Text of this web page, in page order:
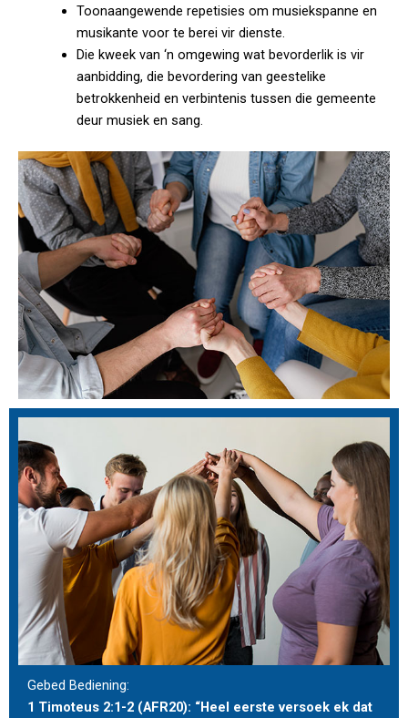
Toonaangewende repetisies om musiekspanne en
musikante voor te berei vir dienste.
Die kweek van ‘n omgewing wat bevorderlik is vir
aanbidding, die bevordering van geestelike
betrokkenheid en verbintenis tussen die gemeente
deur musiek en sang.
Gebed Bediening:
1 Timoteus 2:1-2 (AFR20): “Heel eerste versoek ek dat